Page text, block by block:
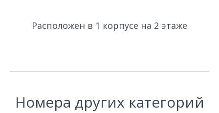
Расположен в 1 корпусе на 2 этаже
Номера других категорий